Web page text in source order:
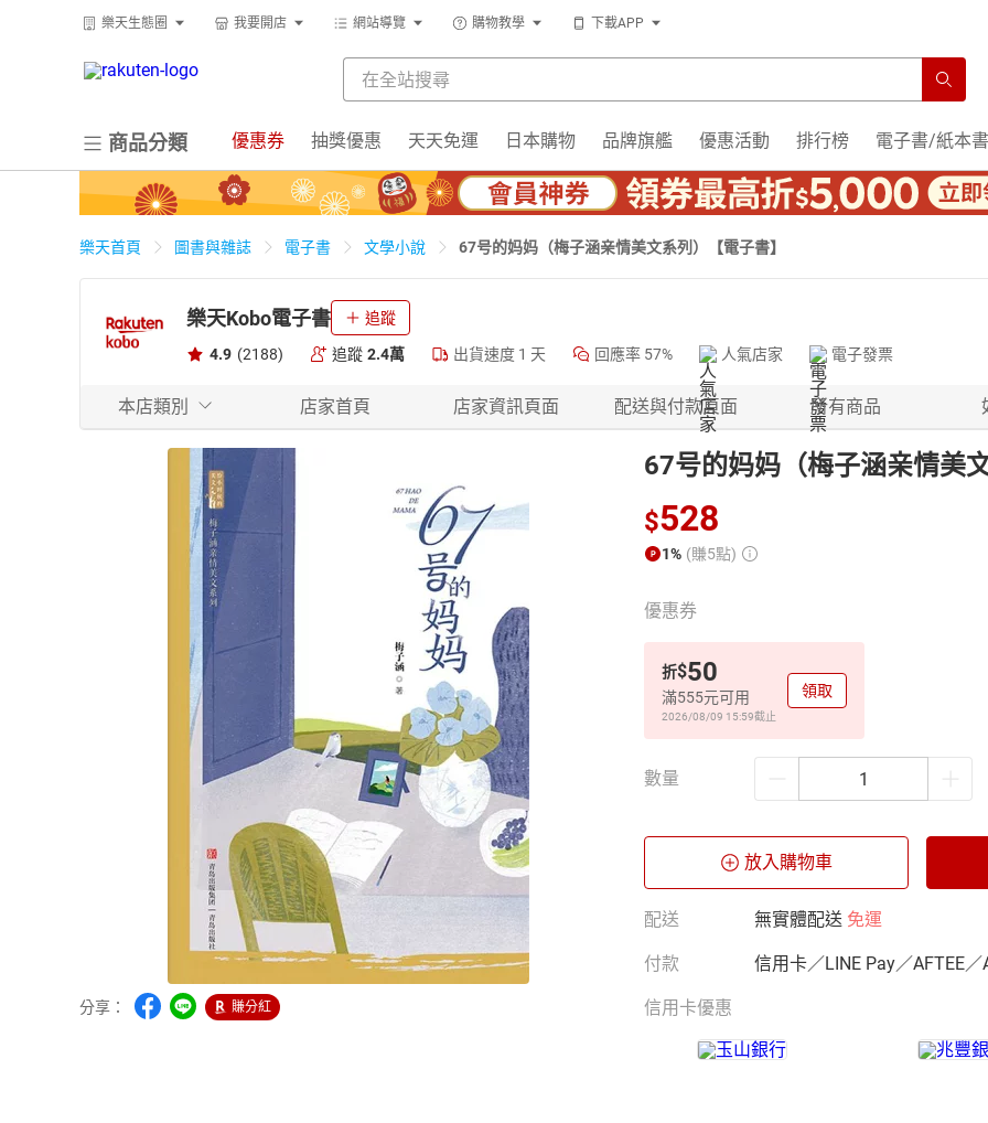
樂天生態圈 我要開店 網站導覽 購物教學 下載APP
商品分類 優惠券 抽獎優惠 天天免運 日本購物 品牌旗艦 優惠活動 排行榜 電子書/紙本書
樂天首頁 圖書與雜誌 電子書 文學小說 67号的妈妈（梅子涵亲情美文系列）【電子書】
樂天Kobo電子書 追蹤
4.9 (2188) 追蹤 2.4萬 出貨速度 1 天 回應率 57% 人氣店家 電子發票
本店類別 店家首頁 店家資訊頁面 配送與付款頁面 所有商品
分享： 賺分紅
67号的妈妈（梅子涵亲情美
$528
1% (賺5點)
優惠券
折$50
滿555元可用
2026/08/09 15:59截止
領取
數量
放入購物車
配送 無實體配送 免運
付款 信用卡／LINE Pay／AFTEE／
信用卡優惠